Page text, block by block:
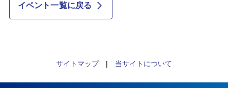
イベント一覧に戻る
サイトマップ| 当サイトについて